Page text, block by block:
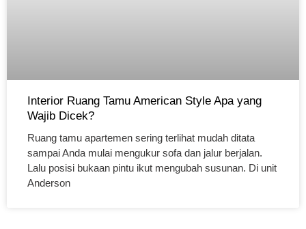
Interior Ruang Tamu American Style Apa yang
Wajib Dicek?
Ruang tamu apartemen sering terlihat mudah ditata
sampai Anda mulai mengukur sofa dan jalur berjalan.
Lalu posisi bukaan pintu ikut mengubah susunan. Di unit
Anderson